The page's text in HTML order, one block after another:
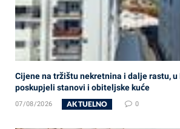
Cijene na tržištu nekretnina i dalje rastu,
poskupjeli stanovi i obiteljske kuće
07/08/2026 AKTUELNO 0